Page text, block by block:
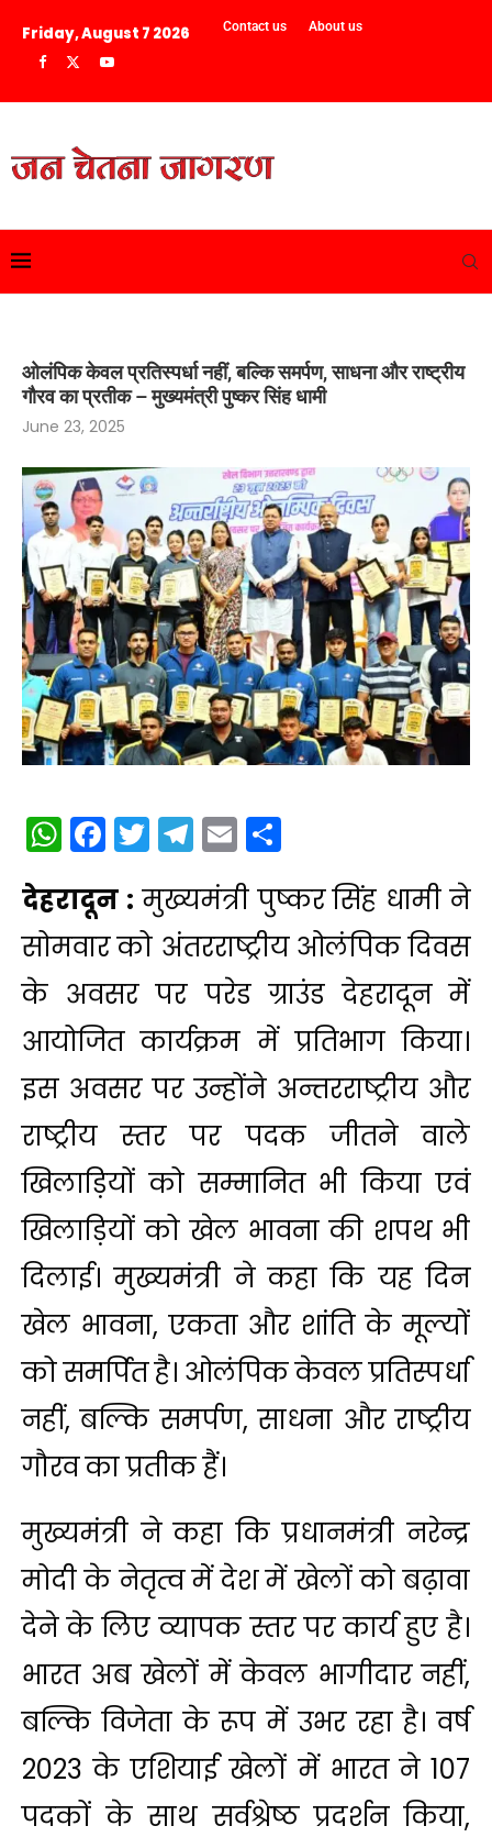
Friday, August 7 2026 Contact us About us
ओलंपिक केवल प्रतिस्पर्धा नहीं, बल्कि समर्पण, साधना और राष्ट्रीय
गौरव का प्रतीक – मुख्यमंत्री पुष्कर सिंह धामी
June 23, 2025
WhatsApp
Facebook
Twitter
Telegram
Email
देहरादून : मुख्यमंत्री पुष्कर सिंह धामी ने
सोमवार को अंतरराष्ट्रीय ओलंपिक दिवस
के अवसर पर परेड ग्राउंड देहरादून में
आयोजित कार्यक्रम में प्रतिभाग किया।
इस अवसर पर उन्होंने अन्तरराष्ट्रीय और
राष्ट्रीय स्तर पर पदक जीतने वाले
खिलाड़ियों को सम्मानित भी किया एवं
खिलाड़ियों को खेल भावना की शपथ भी
दिलाई। मुख्यमंत्री ने कहा कि यह दिन
खेल भावना, एकता और शांति के मूल्यों
को समर्पित है। ओलंपिक केवल प्रतिस्पर्धा
नहीं, बल्कि समर्पण, साधना और राष्ट्रीय
गौरव का प्रतीक हैं।
मुख्यमंत्री ने कहा कि प्रधानमंत्री नरेन्द्र
मोदी के नेतृत्व में देश में खेलों को बढ़ावा
देने के लिए व्यापक स्तर पर कार्य हुए है।
भारत अब खेलों में केवल भागीदार नहीं,
बल्कि विजेता के रूप में उभर रहा है। वर्ष
2023 के एशियाई खेलों में भारत ने 107
पदकों के साथ सर्वश्रेष्ठ प्रदर्शन किया,